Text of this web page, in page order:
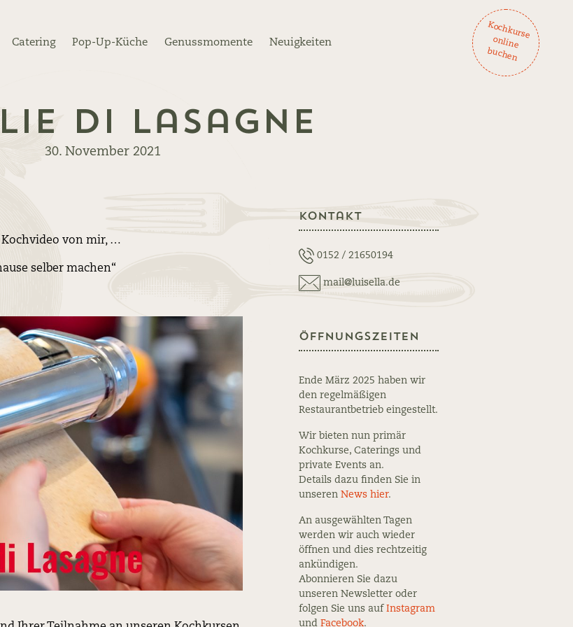
Catering Pop-Up-Küche Genussmomente Neuigkeiten
K
och
ku
rse
on
lin
e
bu
ch
en
di Lasagne
30. November 2021
Kochvideo von mir, …
selber machen“
Kontakt
0152 / 21650194
mail@luisella.de
Öffnungszeiten
Ende März 2025 haben wir
den regelmäßigen
Restaurantbetrieb eingestellt.
Wir bieten nun primär
Kochkurse, Caterings und
private Events an.
Details dazu finden Sie in
unseren News hier.
An ausgewählten Tagen
werden wir auch wieder
öffnen und dies rechtzeitig
ankündigen.
Abonnieren Sie dazu
unseren Newsletter oder
folgen Sie uns auf Instagram
und Facebook.